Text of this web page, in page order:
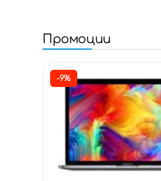
Промоции
-9%